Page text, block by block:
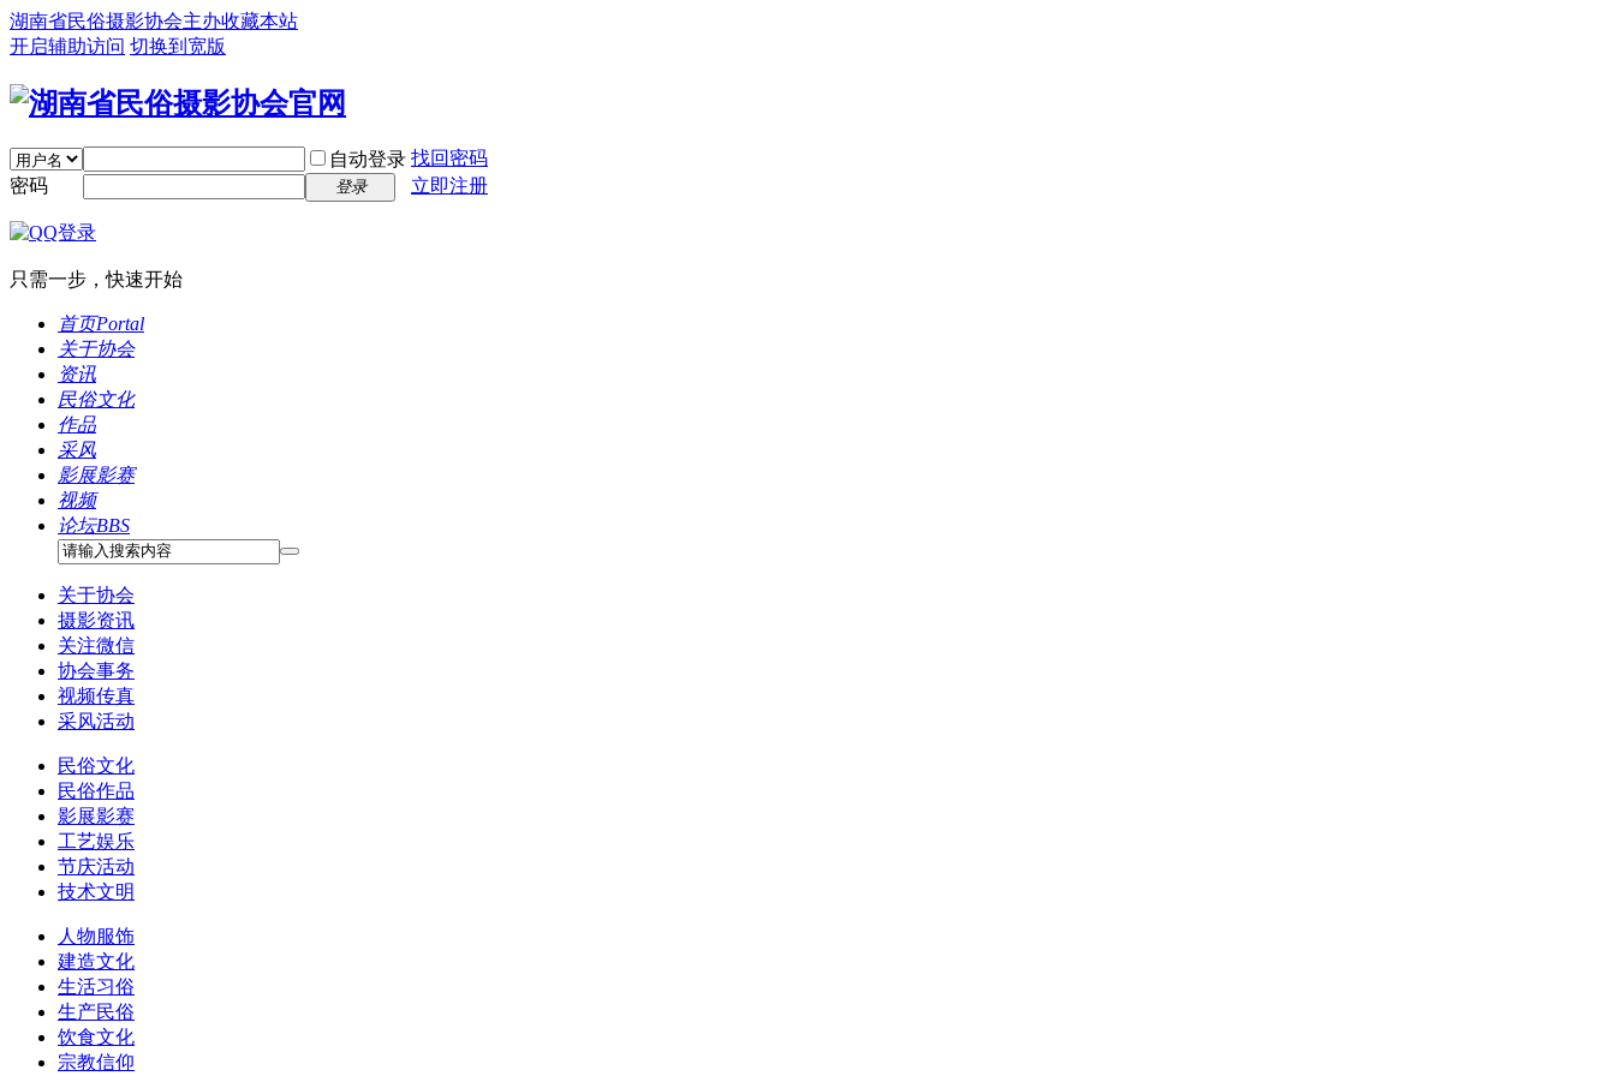
湖南省民俗摄影协会主办收藏本站
开启辅助访问 切换到宽版
自动登录 找回密码
密码
登录 立即注册
只需一步，快速开始
首页Portal
关于协会
资讯
民俗文化
作品
采风
影展影赛
视频
论坛BBS
关于协会
摄影资讯
关注微信
协会事务
视频传真
采风活动
民俗文化
民俗作品
影展影赛
工艺娱乐
节庆活动
技术文明
人物服饰
建造文化
生活习俗
生产民俗
饮食文化
宗教信仰